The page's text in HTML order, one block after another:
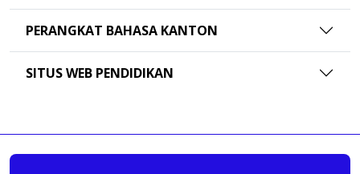
PERANGKAT BAHASA KANTON
SITUS WEB PENDIDIKAN